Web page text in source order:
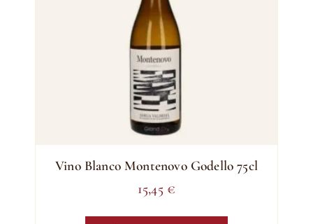
Vino Blanco Montenovo Godello 75cl
15,45 €